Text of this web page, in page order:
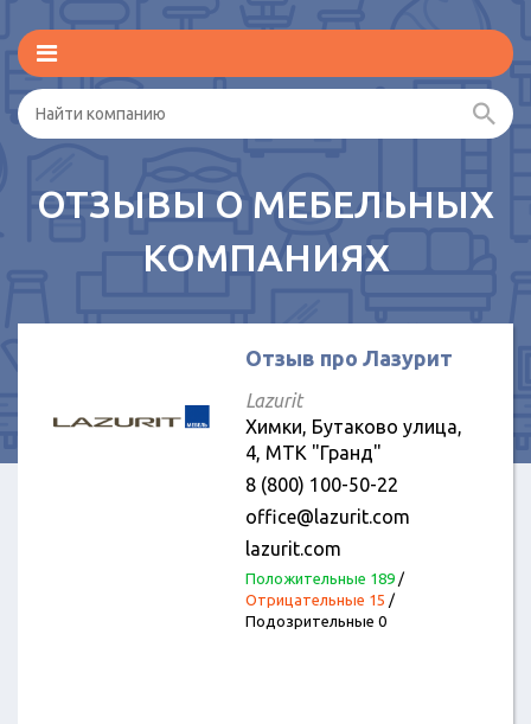
ОТЗЫВЫ О МЕБЕЛЬНЫХ
КОМПАНИЯХ
Отзыв про Лазурит
Lazurit
Химки, Бутаково улица,
4, МТК "Гранд"
8 (800) 100-50-22
office@lazurit.com
lazurit.com
Положительные 189/
Отрицательные 15 /
Подозрительные 0